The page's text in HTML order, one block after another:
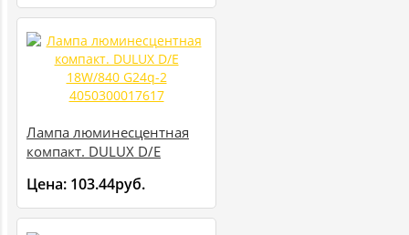
Лампа люминесцентная
компакт. DULUX D/E
4050300017617
Цена: 103.44руб.